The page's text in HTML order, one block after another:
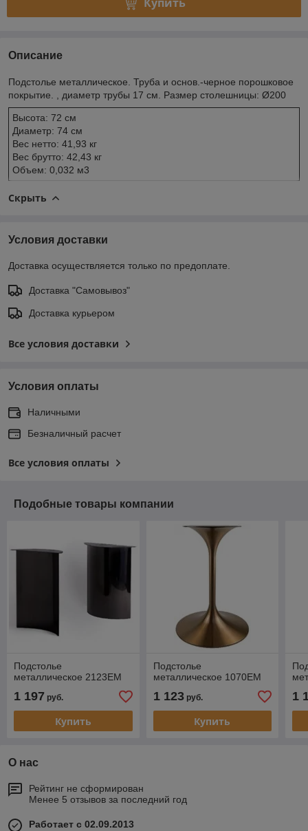
Описание
Подстолье металлическое. Труба и основ.-черное порошковое
покрытие. , диаметр трубы 17 см. Размер столешницы: Ø200
Высота: 72 см
Диаметр: 74 см
Вес нетто: 41,93 кг
Вес брутто: 42,43 кг
Объем: 0,032 м3
Скрыть
Условия доставки
Доставка осуществляется только по предоплате.
Доставка "Самовывоз"
Доставка курьером
Все условия доставки
Условия оплаты
Наличными
Безналичный расчет
Все условия оплаты
Подобные товары компании
Подстолье
металлическое 2123EM
1 197 руб.
Купить
Подстолье
металлическое 1070EM
1 123руб.
Купить
1
О нас
Рейтинг не сформирован
Менее 5 отзывов за последний год
Работает с 02.09.2013